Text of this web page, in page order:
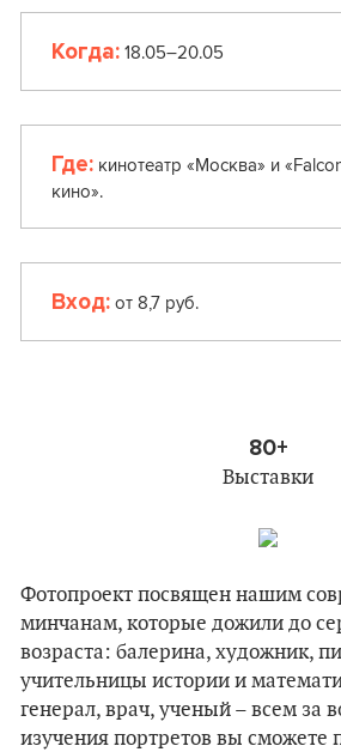
Когда:18.05–20.05
Где: кинотеатр «Москва» и
кино».
Вход:от 8,7 руб.
80+
Выставки
Фотопроект посвящен нашим
минчанам, которые дожили до
возраста: балерина, художник,
учительницы истории и
генерал, врач, ученый – всем за
изучения портретов вы сможете